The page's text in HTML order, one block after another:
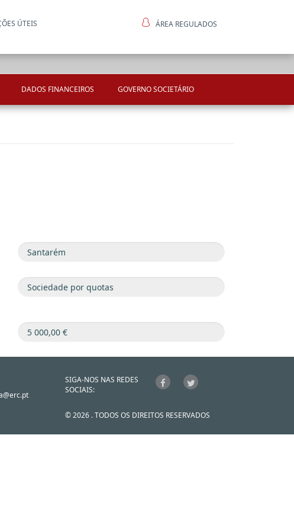
ÚTEIS ÁREA REGULADOS
DADOS FINANCEIROS GOVERNO SOCIETÁRIO
SIGA-NOS NAS REDES
SOCIAIS:
© 2026 . TODOS OS DIREITOS RESERVADOS